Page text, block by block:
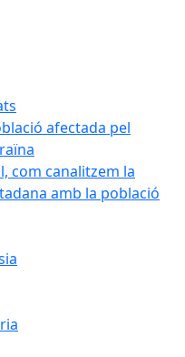
afectada pel
com canalitzem la
amb la població